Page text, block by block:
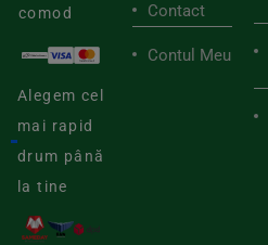
comod
Alegem cel
mai rapid
drum până
la tine
Contact
Contul Meu